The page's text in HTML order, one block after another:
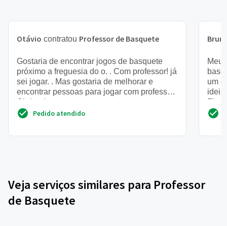
Otávio contratou Professor de Basquete
Gostaria de encontrar jogos de basquete
próximo a freguesia do o. . Com professor! já
sei jogar. . Mas gostaria de melhorar e
encontrar pessoas para jogar com professor.
Obrigado
Pedido atendido
Meu
um
ideia
Ele
Veja serviços similares para Professor
de Basquete